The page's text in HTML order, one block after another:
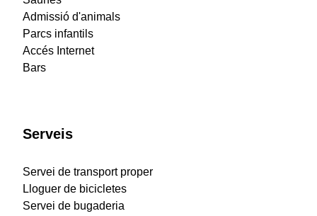
Admissió d'animals
Parcs infantils
Accés Internet
Bars
Serveis
Servei de transport proper
Lloguer de bicicletes
Servei de bugaderia